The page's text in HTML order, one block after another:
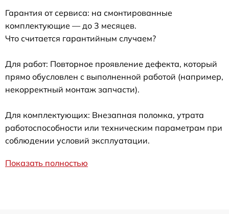
Гарантия от сервиса: на смонтированные
комплектующие — до 3 месяцев.
Что считается гарантийным случаем?
Для работ: Повторное проявление дефекта, который
прямо обусловлен с выполненной работой (например,
некорректный монтаж запчасти).
Для комплектующих: Внезапная поломка, утрата
работоспособности или техническим параметрам при
соблюдении условий эксплуатации.
Показать полностью